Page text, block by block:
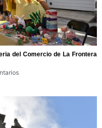
del Comercio de La Frontera